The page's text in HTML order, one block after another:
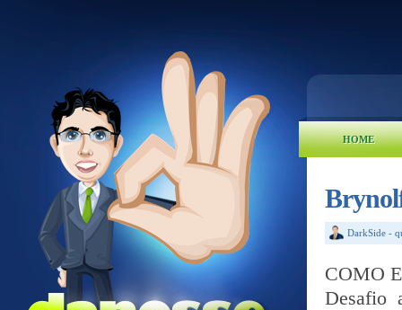
HOME
DarkSide -
COMO
Desafio